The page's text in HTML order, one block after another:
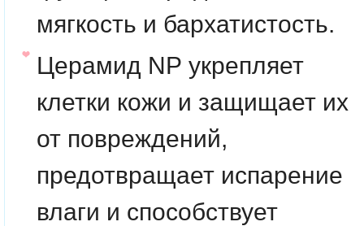
мягкость и бархатистость.
Церамид NP укрепляет
клетки кожи и защищает их
от повреждений,
предотвращает испарение
влаги и способствует